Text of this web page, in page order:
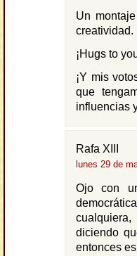
Un
creatividad.
¡Hugs to
¡Y mis
que
influencias
Rafa XIII
lunes 29 de
Ojo con
diciendo
entonces